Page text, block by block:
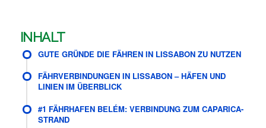
INHALT
GUTE GRÜNDE DIE FÄHREN IN LISSABON ZU NUTZEN
FÄHRVERBINDUNGEN IN LISSABON – HÄFEN UND
LINIEN IM ÜBERBLICK
#1 FÄHRHAFEN BELÉM: VERBINDUNG ZUM CAPARICA-
STRAND